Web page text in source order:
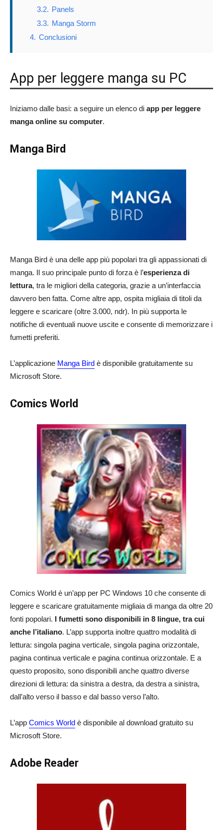
3.2. Panels
3.3. Manga Storm
4. Conclusioni
App per leggere manga su PC
Iniziamo dalle basi: a seguire un elenco di app per leggere
manga online su computer.
Manga Bird
Manga Bird è una delle app più popolari tra gli appassionati di
manga. Il suo principale punto di forza è l’esperienza di
lettura, tra le migliori della categoria, grazie a un’interfaccia
davvero ben fatta. Come altre app, ospita migliaia di titoli da
leggere e scaricare (oltre 3.000, ndr). In più supporta le
notifiche di eventuali nuove uscite e consente di memorizzare i
fumetti preferiti.
L’applicazione Manga Bird è disponibile gratuitamente su
Microsoft Store.
Comics World
Comics World è un’app per PC Windows 10 che consente di
leggere e scaricare gratuitamente migliaia di manga da oltre 20
fonti popolari. I fumetti sono disponibili in 8 lingue, tra cui
anche l’italiano. L’app supporta inoltre quattro modalità di
lettura: singola pagina verticale, singola pagina orizzontale,
pagina continua verticale e pagina continua orizzontale. E a
questo proposito, sono disponibili anche quattro diverse
direzioni di lettura: da sinistra a destra, da destra a sinistra,
dall’alto verso il basso e dal basso verso l’alto.
L’app Comics World è disponibile al download gratuito su
Microsoft Store.
Adobe Reader